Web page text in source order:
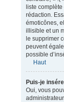
liste
rédaction.
émoticônes,
illisible et un
le supprimer
peuvent
possible
Haut
Puis-je
Oui, vous